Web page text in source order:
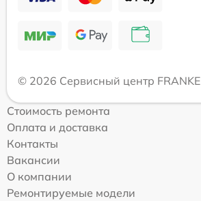
© 2026 Сервисный центр FRANKE
Стоимость ремонта
Оплата и доставка
Контакты
Вакансии
О компании
Ремонтируемые модели